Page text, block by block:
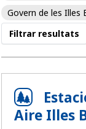
Govern de les Illes
Filtrar resultats
Aire Illes